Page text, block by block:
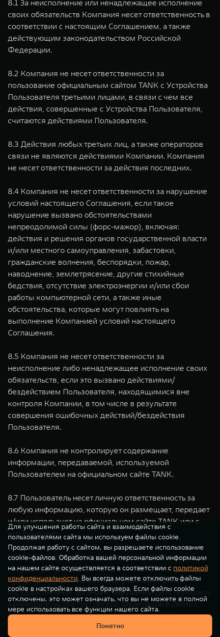
8.1 За неисполнение или ненадлежащее исполнение
своих обязательств Компания несет ответственность в
соответствии с настоящим Соглашением, а также
действующим законодательством Российской
Федерации.
8.2 Компания не несет ответственности за
пользование официальным сайтом TANK с Устройства
Пользователя третьими лицами, в связи с чем все
действия, совершенные с Устройства Пользователя,
считаются действиями Пользователя.
8.3 Действия любых третьих лиц, а также операторов
связи не являются действиями Компании. Компания
не несет ответственности за действия последних.
8.4 Компания не несет ответственности за нарушение
условий настоящего Соглашения, если такое
нарушение вызвано обстоятельствами
непреодолимой силы (форс-мажор), включая:
действия и решения органов государственной власти
и/или местного самоуправления, забастовки,
гражданские волнения, беспорядки, пожар,
наводнение, землетрясение, другие стихийные
бедствия, отсутствие электроэнергии и/или сбои
работы компьютерной сети, а также иные
обстоятельства, которые могут повлиять на
выполнение Компанией условий настоящего
Соглашения.
8.5 Компания не несет ответственности за
неисполнение либо ненадлежащее исполнение своих
обязательств, если это вызвано действиями/
бездействием Пользователя, находящимися вне
контроля Компании, в том числе в результате
совершения ошибочных действий/бездействия
Пользователя.
8.6 Компания не контролирует содержание
информации, передаваемой, используемой
Пользователем на официальном сайте TANK.
8.7 Пользователь несет личную ответственность за
любую информацию, которую он размещает, передает
и/или использует на официальном сайте TANK или с
его помощью.
8.8 В случае предъявления Компании претензий о
нарушении прав третьих лиц, а также при получении
соответствующих запросов от уполномоченных
государственных органов о нарушении действующего
законодательства Российской Федерации в связи с
размещением, использованием, передачей
информации Пользователем и/или при возникновении
Для улучшения работы сайта и взаимодействия с
пользователями сайта мы используем файлы cookie.
Продолжая работу с сайтом, вы разрешаете использование
cookie-файлов. Обработка вашей персональной информации
на нашем сайте осуществляется в соответствии с политикой
конфиденциальности. Вы всегда можете отключить файлы
cookie в настройках вашего браузера. Если файлы cookie
отключены, это может означать, что вы не можете в полной
мере использовать все функции нашего сайта.
Понятно